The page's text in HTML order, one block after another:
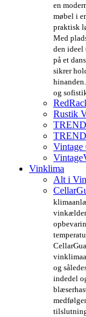
en
møbel i
praktisk
Med
den ideel
på et
sikrer
og
Rustik
Vintage
Vinklima
Alt i
og
indedel